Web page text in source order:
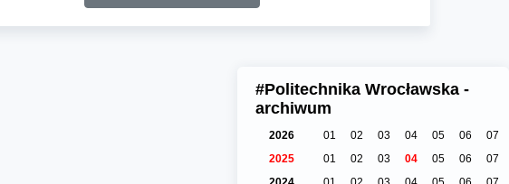
#Politechnika Wrocławska -
archiwum
2026 01 02 03 04 05 06
07
2025
01 02 03 04 05 06
07